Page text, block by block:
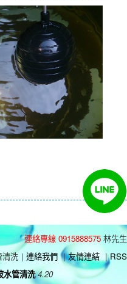
連絡專線 0915888575 林先生
清洗 | 連絡我們 | 友情連結 | RSS
水管清洗 4.20